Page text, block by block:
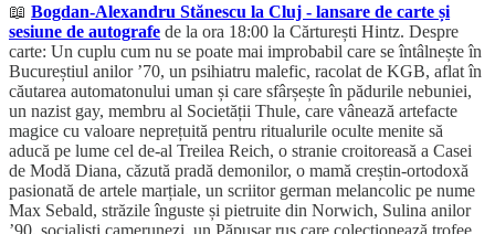
📖 Bogdan-Alexandru Stănescu la Cluj - lansare de carte și
sesiune de autografe de la ora 18:00 la Cărturești Hintz. Despre
carte: Un cuplu cum nu se poate mai improbabil care se întâlnește în
Bucureștiul anilor ’70, un psihiatru malefic, racolat de KGB, aflat în
căutarea automatonului uman și care sfârșește în pădurile nebuniei,
un nazist gay, membru al Societății Thule, care vânează artefacte
magice cu valoare neprețuită pentru ritualurile oculte menite să
aducă pe lume cel de-al Treilea Reich, o stranie croitoreasă a Casei
de Modă Diana, căzută pradă demonilor, o mamă creștin-ortodoxă
pasionată de artele marțiale, un scriitor german melancolic pe nume
Max Sebald, străzile înguste și pietruite din Norwich, Sulina anilor
’90, socialiști camerunezi, un Păpușar rus care colecționează trofee